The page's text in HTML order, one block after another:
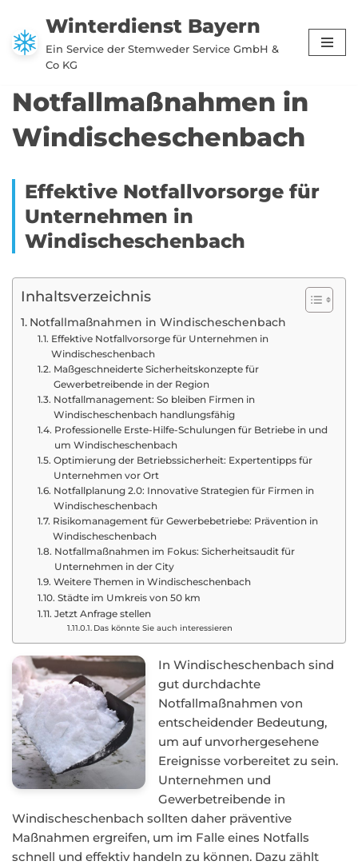
Zum
Inhalt
Winterdienst Bayern
Ein Service der Stemweder Service GmbH &
Co KG
Notfallmaßnahmen in
Windischeschenbach
Effektive Notfallvorsorge für
Unternehmen in
Windischeschenbach
Inhaltsverzeichnis
Notfallmaßnahmen in Windischeschenbach
Effektive Notfallvorsorge für Unternehmen in
Windischeschenbach
Maßgeschneiderte Sicherheitskonzepte für
Gewerbetreibende in der Region
Notfallmanagement: So bleiben Firmen in
Windischeschenbach handlungsfähig
Professionelle Erste-Hilfe-Schulungen für Betriebe in und
um Windischeschenbach
Optimierung der Betriebssicherheit: Expertentipps für
Unternehmen vor Ort
Notfallplanung 2.0: Innovative Strategien für Firmen in
Windischeschenbach
Risikomanagement für Gewerbebetriebe: Prävention in
Windischeschenbach
Notfallmaßnahmen im Fokus: Sicherheitsaudit für
Unternehmen in der City
Weitere Themen in Windischeschenbach
Städte im Umkreis von 50 km
Jetzt Anfrage stellen
Das könnte Sie auch interessieren
In Windischeschenbach sind
gut durchdachte
Notfallmaßnahmen von
entscheidender Bedeutung,
um auf unvorhergesehene
Ereignisse vorbereitet zu sein.
Unternehmen und
Gewerbetreibende in
Windischeschenbach sollten daher präventive
Maßnahmen ergreifen, um im Falle eines Notfalls
schnell und effektiv handeln zu können. Dazu zählt